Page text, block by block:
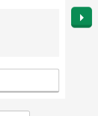
勤務
英語